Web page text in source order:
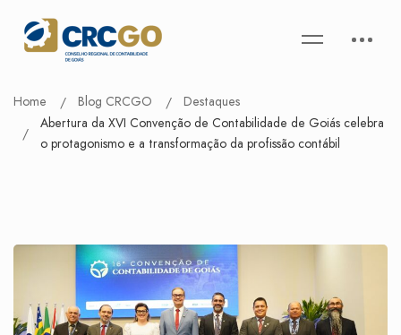
Home Blog CRCGO
Destaques
Abertura da XVI Convenção de Contabilidade de Goiás celebra
o protagonismo e a transformação da profissão contábil